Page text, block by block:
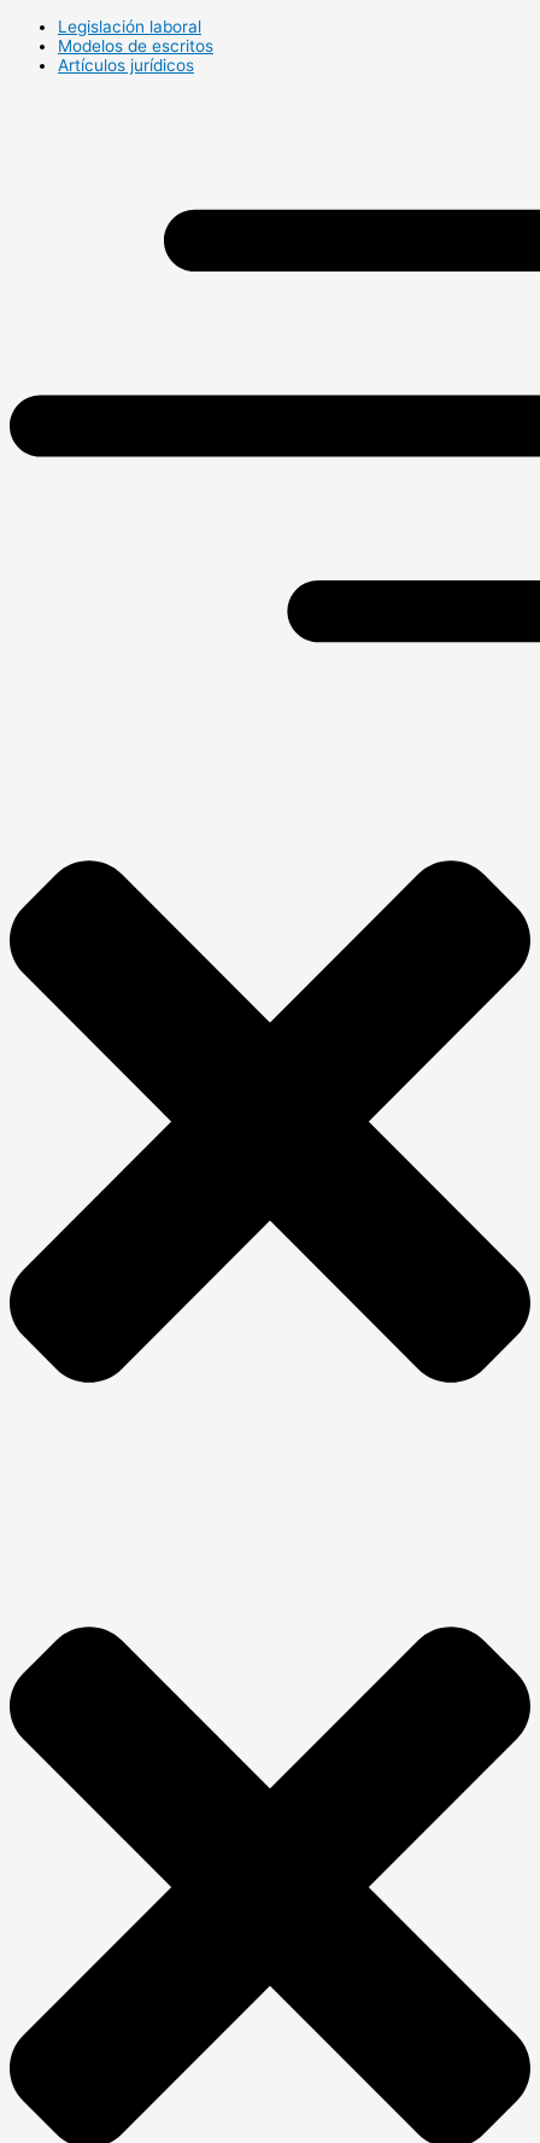
Legislación laboral
Modelos de escritos
Artículos jurídicos